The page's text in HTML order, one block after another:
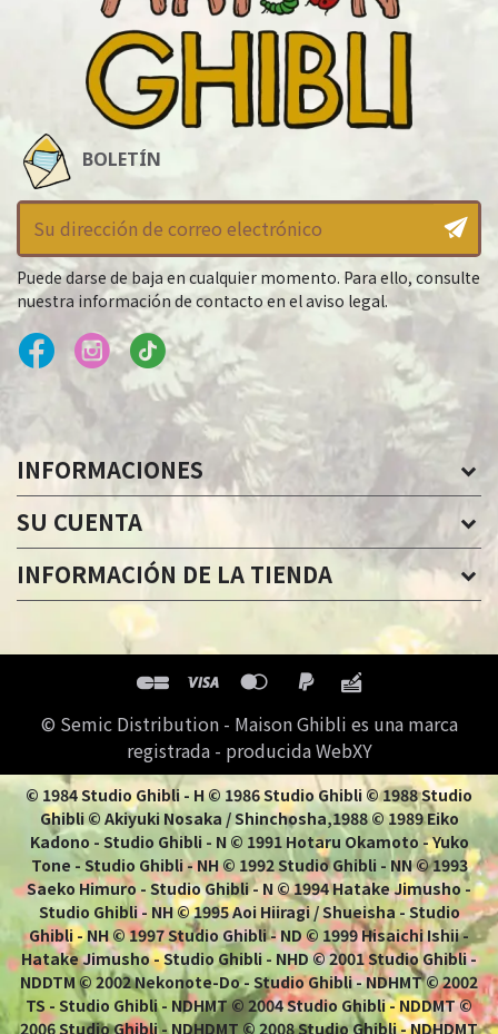
BOLETÍN
Puede darse de baja en cualquier momento. Para ello, consulte
nuestra información de contacto en el aviso legal.
INFORMACIONES
SU CUENTA
INFORMACIÓN DE LA TIENDA
© Semic Distribution - Maison Ghibli es una marca
registrada - producida WebXY
© 1984 Studio Ghibli - H © 1986 Studio Ghibli © 1988 Studio
Ghibli © Akiyuki Nosaka / Shinchosha,1988 © 1989 Eiko
Kadono - Studio Ghibli - N © 1991 Hotaru Okamoto - Yuko
Tone - Studio Ghibli - NH © 1992 Studio Ghibli - NN © 1993
Saeko Himuro - Studio Ghibli - N © 1994 Hatake Jimusho -
Studio Ghibli - NH © 1995 Aoi Hiiragi / Shueisha - Studio
Ghibli - NH © 1997 Studio Ghibli - ND © 1999 Hisaichi Ishii -
Hatake Jimusho - Studio Ghibli - NHD © 2001 Studio Ghibli -
NDDTM © 2002 Nekonote-Do - Studio Ghibli - NDHMT © 2002
TS - Studio Ghibli - NDHMT © 2004 Studio Ghibli - NDDMT ©
2006 Studio Ghibli - NDHDMT © 2008 Studio Ghibli - NDHDMT